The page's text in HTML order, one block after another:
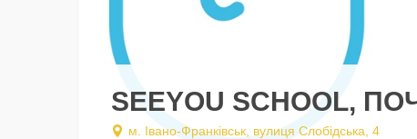
SEEYOU SCHOOL,
м. Івано-Франківськ, вулиця Слобідська, 4